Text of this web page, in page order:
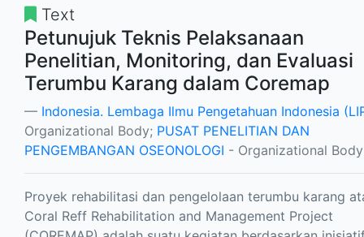
Text
Petunujuk Teknis Pelaksanaan
Penelitian, Monitoring, dan Evaluasi
Terumbu Karang dalam Coremap
Indonesia. Lembaga Ilmu Pengetahuan Indonesia
Organizational Body; PUSAT PENELITIAN DAN
PENGEMBANGAN OSEONOLOGI - Organizational
Proyek rehabilitasi dan pengelolaan terumbu karang
Coral Reff Rehabilitation and Management Project